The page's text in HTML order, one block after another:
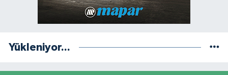
Yükleniyor...